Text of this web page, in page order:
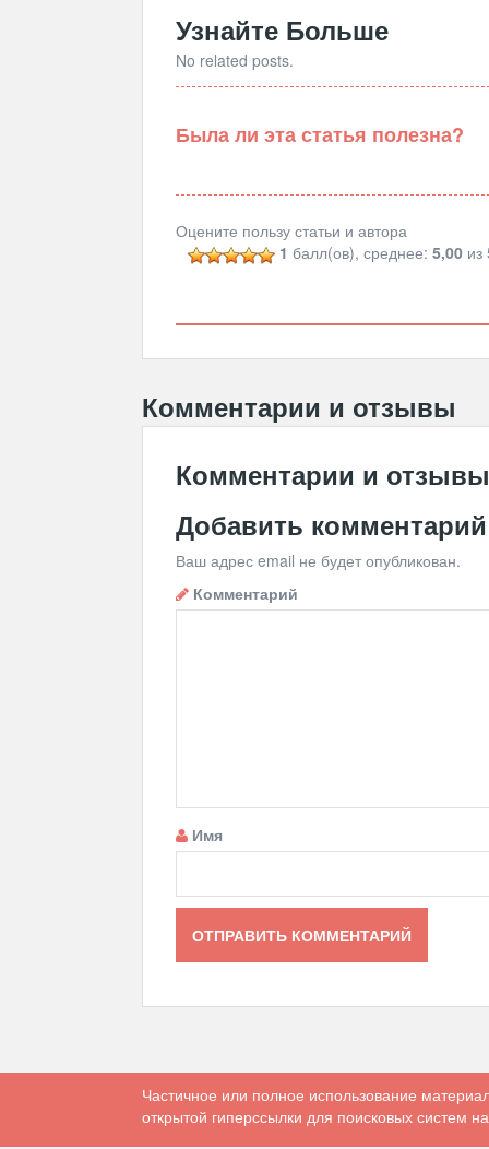
Узнайте Больше
No related posts.
Была ли эта статья полезна?
Оцените пользу статьи и автора
1 балл(ов), среднее:5,00 из
Комментарии и отзывы
Комментарии и отзывы
Добавить комментарий
Ваш адрес email не будет опубликован.
Комментарий
Имя
Частичное или полное использование
открытой гиперссылки для поисковых систем